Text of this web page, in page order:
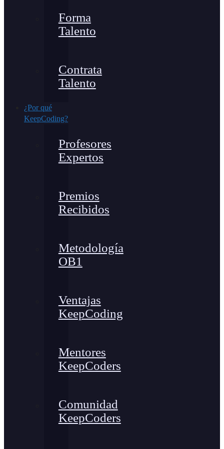
Forma
Talento
Contrata
Talento
¿Por qué
KeepCoding?
Profesores
Expertos
Premios
Recibidos
Metodología
OB1
Ventajas
KeepCoding
Mentores
KeepCoders
Comunidad
KeepCoders